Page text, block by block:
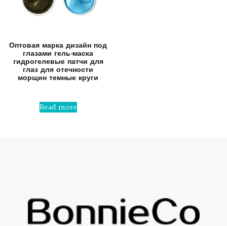
Оптовая марка дизайн под
глазами гель-маска
гидрогелевые патчи для
глаз для отечности
морщин темные круги
0
out
Read more